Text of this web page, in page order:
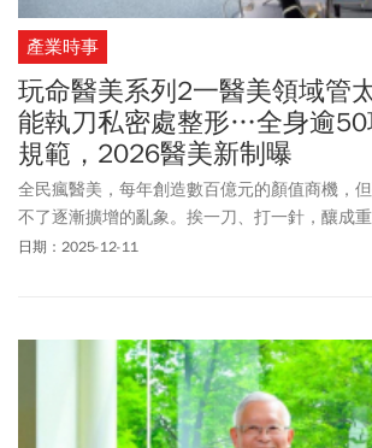
產業時事
玩命醫美系列2一醫美領域管
能執刀私密處整形…全身逾
規範，2026醫美新制曝
全民瘋醫美，每年創造數百億元的顏值商機，
不了逐漸擴增的亂象。挨一刀、打一針，釀成
傳，如果變美的代價是玩命，你承擔得起嗎？
日期：2025-12-11